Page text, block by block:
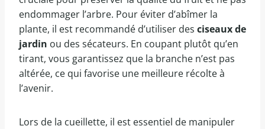
endommager l’arbre. Pour éviter d’abîmer la
plante, il est recommandé d’utiliser des ciseaux de
jardin ou des sécateurs. En coupant plutôt qu’en
tirant, vous garantissez que la branche n’est pas
altérée, ce qui favorise une meilleure récolte à
l’avenir.
Lors de la cueillette, il est essentiel de manipuler